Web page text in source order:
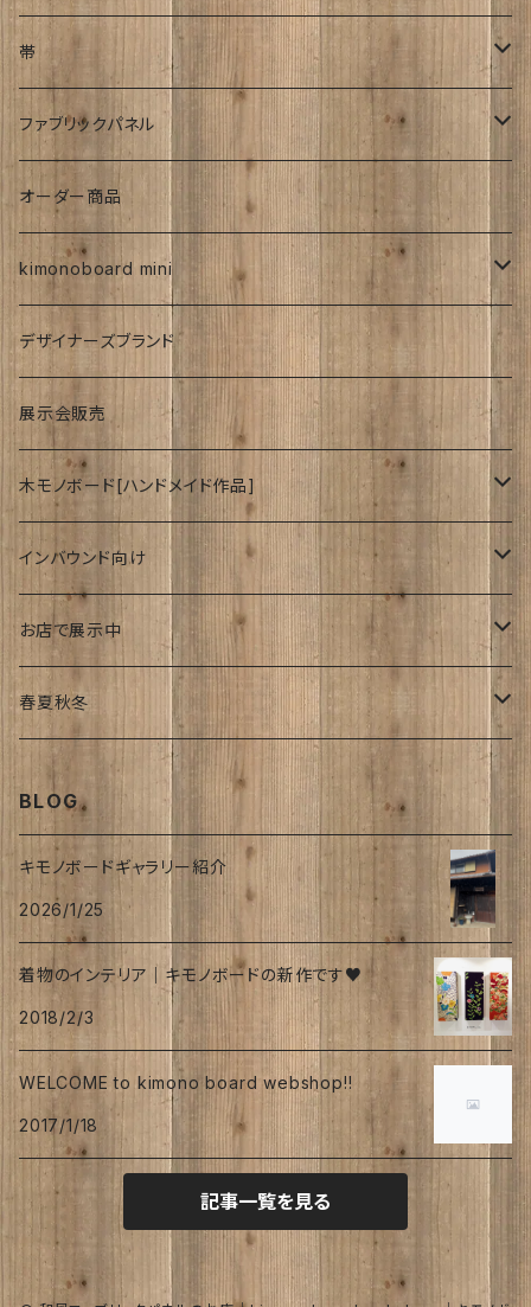
伊藤髄賢氏
風呂敷
強力磁石内臓
時計
ろうけつ染め
昭和中期の着物
お召
アンティーク
ユーモア
帯
アンティーク
お祝い
ファブリックパネル
着物柄
紅型
オーダー商品
kimonoboard mini
絹
波
デザイナーズブランド
展示会販売
木モノボード[ハンドメイド作品]
ゆーかり
リース
おぶじぇ
ドッグウェアー
キモノ
フーケ｜上着
インバウンド向け
海外
Japanese style
お店で展示中
リ・マテリアルさん
join lotus coffee さん
たまゆらさん
春夏秋冬
波
涼
海
トロピカル
オリーブ
秋
冬
BLOG
キモノボードギャラリー紹介
2026/1/25
着物のインテリア｜キモノボードの新作です♥
2018/2/3
WELCOME to kimono board webshop!!
2017/1/18
記事一覧を見る